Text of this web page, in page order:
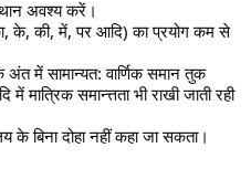
अवश्य करें।
के, की, में, पर आदि) का प्रयोग कम से
में सामान्यत: वार्णिक समान तुक
समान्त्तता भी राखी जाती रही
के बिना दोहा नहीं कहा जा सकता।